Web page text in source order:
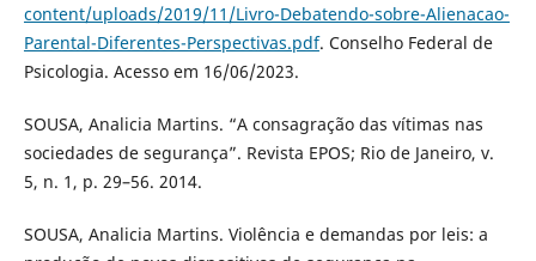
content/uploads/2019/11/Livro-Debatendo-sobre-Alienacao-
Parental-Diferentes-Perspectivas.pdf. Conselho Federal de
Psicologia. Acesso em 16/06/2023.
SOUSA, Analicia Martins. “A consagração das vítimas nas
sociedades de segurança”. Revista EPOS; Rio de Janeiro, v.
5, n. 1, p. 29–56. 2014.
SOUSA, Analicia Martins. Violência e demandas por leis: a